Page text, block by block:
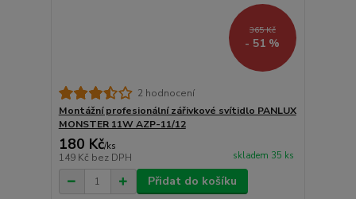
365 Kč
- 51 %
2 hodnocení
Montážní profesionální zářivkové svítidlo PANLUX
MONSTER 11W AZP-11/12
180 Kč/ks
149 Kč bez DPH skladem 35 ks
Přidat do košíku